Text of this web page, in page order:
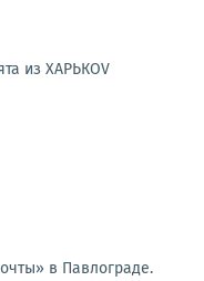
из ХАРЬКОV
в Павлограде.